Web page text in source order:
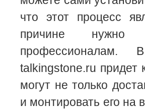
что этот процесс
причине нужно
профессионалам.
talkingstone.ru
могут не только
и монтировать его на